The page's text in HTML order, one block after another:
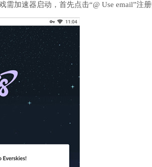
需加速器启动，首先点击“@ Use email”注